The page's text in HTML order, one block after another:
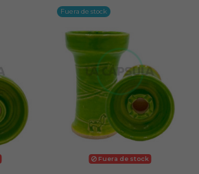
Fuera de stock
Fuera de stock